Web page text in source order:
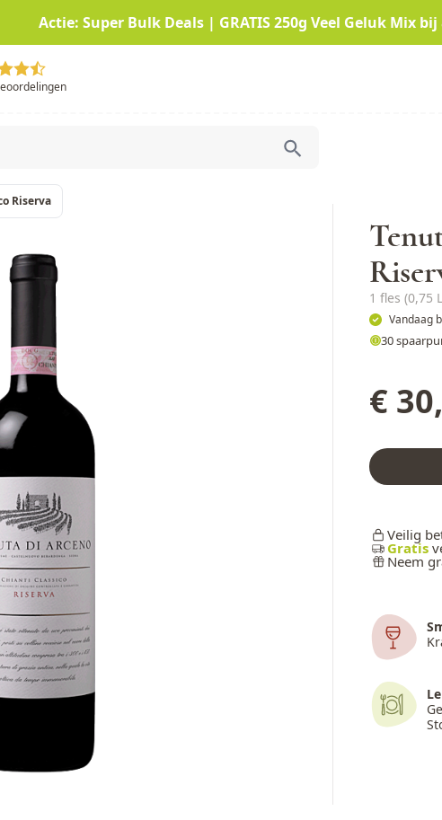
Actie: Super Bulk Deals | GRATIS 250g Veel Geluk Mix
Riserva
1 fles (0,75
Vandaag
30
€
Veilig
Gratis
Neem